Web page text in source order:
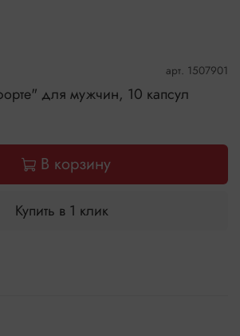
арт. 1507901
для мужчин, 10 капсул
В корзину
Купить в 1 клик